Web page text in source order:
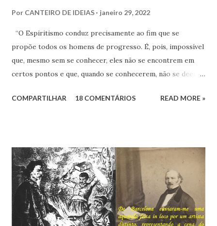
Por CANTEIRO DE IDEIAS janeiro 29, 2022
“O Espiritismo conduz precisamente ao fim que se
propõe todos os homens de progresso. É, pois, impossível
que, mesmo sem se conhecer, eles não se encontrem em
certos pontos e que, quando se conhecerem, não se deem -
inimigos comuns: os preconceitos sociais, a rotina, o
mais rico e produtivo por ele nos é ofertado. As relações
que a Doutrina Espírita estabelece com as questões sociais
e as ciências humanas, nos faculta, nos muni de
conhecimentos, condições e recursos para atravessarmos
as nossas encarnações como Espíritos mais atuantes com o
mundo social ao qual fazemos parte.
COMPARTILHAR 18 COMENTÁRIOS READ MORE »